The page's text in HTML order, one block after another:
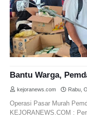
Bantu Warga,
kejoranews.com Rabu,
Operasi Pasar Murah
KEJORANEWS.COM :